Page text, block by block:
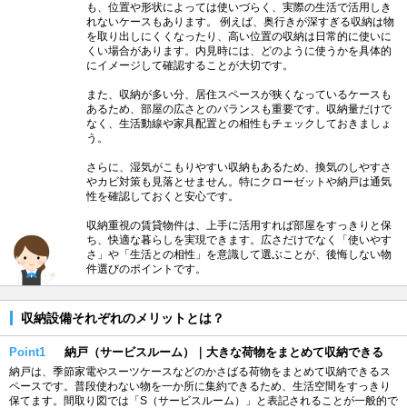
も、位置や形状によっては使いづらく、実際の生活で活用しき
れないケースもあります。 例えば、奥行きが深すぎる収納は物
を取り出しにくくなったり、高い位置の収納は日常的に使いに
くい場合があります。内見時には、どのように使うかを具体的
にイメージして確認することが大切です。
また、収納が多い分、居住スペースが狭くなっているケースも
あるため、部屋の広さとのバランスも重要です。収納量だけで
なく、生活動線や家具配置との相性もチェックしておきましょ
う。
さらに、湿気がこもりやすい収納もあるため、換気のしやすさ
やカビ対策も見落とせません。特にクローゼットや納戸は通気
性を確認しておくと安心です。
収納重視の賃貸物件は、上手に活用すれば部屋をすっきりと保
ち、快適な暮らしを実現できます。広さだけでなく「使いやす
さ」や「生活との相性」を意識して選ぶことが、後悔しない物
件選びのポイントです。
収納設備それぞれのメリットとは？
Point1 納戸（サービスルーム）｜大きな荷物をまとめて収納できる
納戸は、季節家電やスーツケースなどのかさばる荷物をまとめて収納できるス
ペースです。普段使わない物を一か所に集約できるため、生活空間をすっきり
保てます。間取り図では「S（サービスルーム）」と表記されることが一般的で